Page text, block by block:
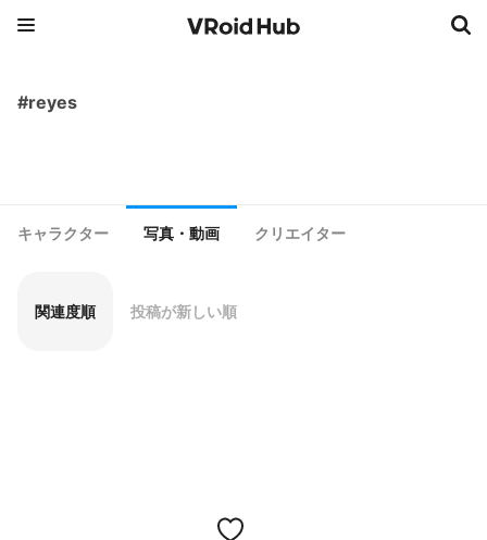
#reyes
キャラクター 写真・動画 クリエイター
関連度順 投稿が新しい順